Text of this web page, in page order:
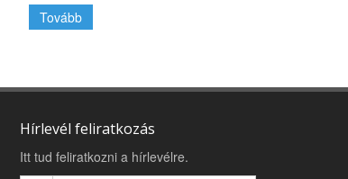
Tovább
Hírlevél feliratkozás
Itt tud feliratkozni a hírlevélre.